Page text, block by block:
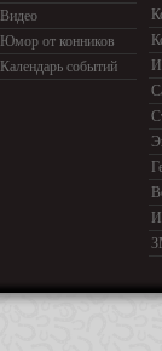
Видео
Юмор от конников
Календарь событий